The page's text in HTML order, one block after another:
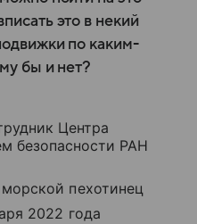
это в некий
по каким-
бы и нет?
Центра
безопасности РАН
пехотинец
2022 года